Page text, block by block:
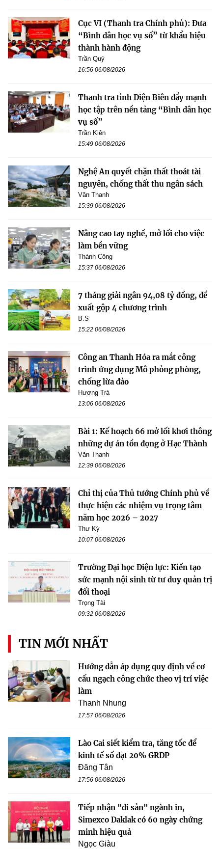
Cục VI (Thanh tra Chính phủ): Đưa
“Bình dân học vụ số” từ khẩu hiệu
thành hành động
Trần Quý
16:56 06/08/2026
Thanh tra tỉnh Điện Biên đẩy mạnh
học tập trên nền tảng “Bình dân học
vụ số”
Trần Kiên
15:49 06/08/2026
Nghệ An quyết chặn thất thoát tài
nguyên, chống thất thu ngân sách
Văn Thanh
15:39 06/08/2026
Nâng cao tay nghề, mở lối cho việc
làm bền vững
Thành Công
15:37 06/08/2026
7 tháng giải ngân 94,08 tỷ đồng, đề
xuất gộp 4 chương trình
B.S
15:22 06/08/2026
Công an Thanh Hóa ra mắt công
trình ứng dụng Mô phỏng phòng,
chống lừa đảo
Hương Trà
13:06 06/08/2026
Bài 1: Kế hoạch 66 mở lối khơi thông
những dự án tồn đọng ở Hạc Thành
Văn Thanh
12:39 06/08/2026
Chỉ thị của Thủ tướng Chính phủ về
thực hiện các nhiệm vụ trọng tâm
năm học 2026 – 2027
Thư Kỳ
10:07 06/08/2026
Trường Đại học Điện lực: Kiến tạo
sức mạnh nội sinh từ tư duy quản trị
đối thoại
Trọng Tài
09:32 06/08/2026
TIN MỚI NHẤT
Hướng dẫn áp dụng quy định về cơ
cấu ngạch công chức theo vị trí việc
làm
Thanh Nhung
17:57 06/08/2026
Lào Cai siết kiểm tra, tăng tốc để
kinh tế số đạt 20% GRDP
Đăng Tân
17:56 06/08/2026
Tiếp nhận "di sản" ngành in,
Simexco Daklak có 60 ngày chứng
minh hiệu quả
Ngọc Giàu